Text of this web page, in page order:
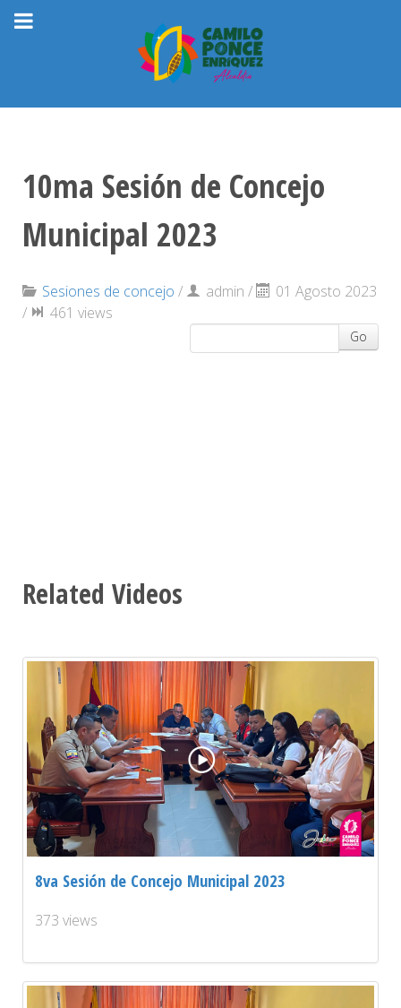
10ma Sesión de Concejo
Municipal 2023
Sesiones de concejo / admin /
01 Agosto 2023
/
461 views
Go
Related Videos
8va Sesión de Concejo Municipal 2023
373 views